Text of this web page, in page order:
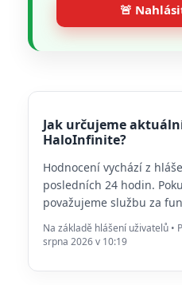
🚨
Jak určujeme
HaloInfinite?
Hodnocení vychází z
posledních 24 hodin.
považujeme službu za
Na základě hlášení uživatelů •
srpna 2026 v 10:19